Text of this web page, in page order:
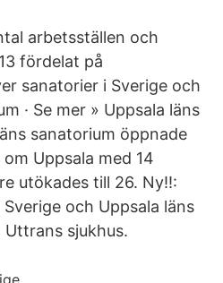
arbetsställen och
fördelat på
sanatorier i Sverige och
· Se mer » Uppsala läns
sanatorium öppnade
Uppsala med 14
utökades till 26. Ny!!:
och Uppsala läns
Uttrans sjukhus.